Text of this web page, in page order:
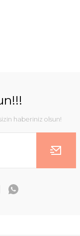
haberiniz olsun!